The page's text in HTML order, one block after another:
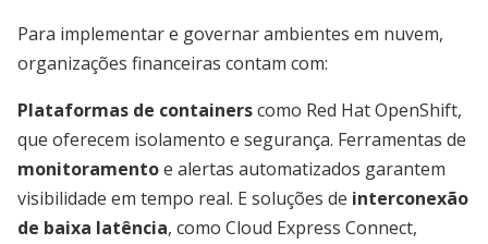
Para implementar e governar ambientes em nuvem,
organizações financeiras contam com:
Plataformas de containerscomo Red Hat OpenShift,
que oferecem isolamento e segurança. Ferramentas de
monitoramentoe alertas automatizados garantem
visibilidade em tempo real. E soluções de interconexão
de baixa latência, como Cloud Express Connect,